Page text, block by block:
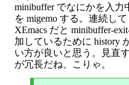
minibuffer でなにかを入
を migemo する。連続し
XEmacs だと minibuffer-
加しているために history
い方が良いと思う。見直
が冗長だね、こりゃ。